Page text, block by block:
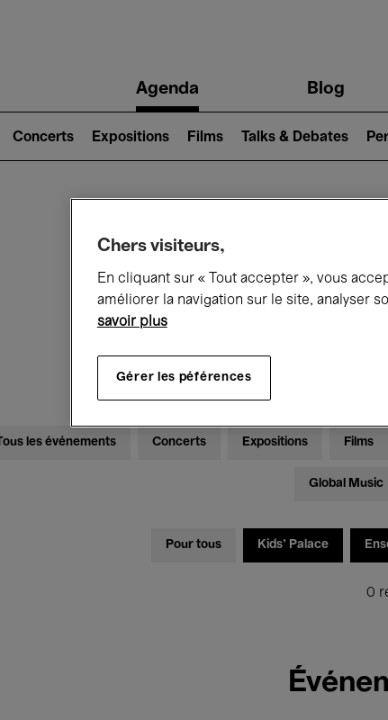
navigationAgenda Blog
Concerts Expositions Films Talks & Debates
Ce qui se
Tous les événements Concerts Expositions Films
Global Music
Pour tous Kids’ Palace
0
Chers visiteurs,
En cliquant sur « Tout accepter », vous
améliorer la navigation sur le site, analyser
savoir plus
Gérer les péférences